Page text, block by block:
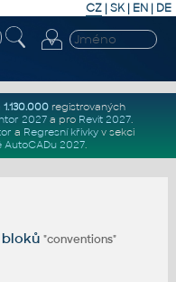
CZ | SK| EN | DE
1.130.000registrovaných
2027a pro Revit 2027.
a Regresní křivkyv sekci
AutoCADu 2027.
bloků"conventions"